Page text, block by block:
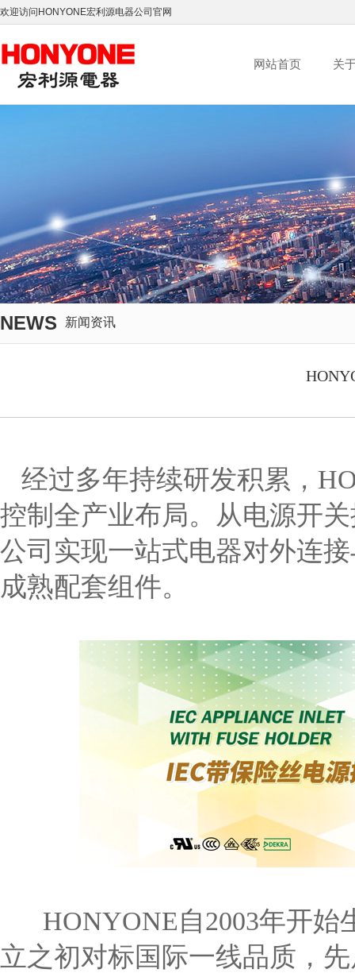
欢迎访问HONYONE宏利源电器公司官网
网站首页 关
NEWS 新闻资讯
经过多年持续研发积累，
控制全产业布局。从电源开
公司实现一站式电器对外连
成熟配套组件。
HONYONE自2003年开始
立之初对标国际一线品质，